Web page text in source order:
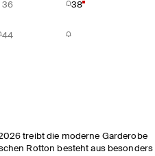
36 38
44
treibt die moderne Garderobe
Rotton besteht aus besonders